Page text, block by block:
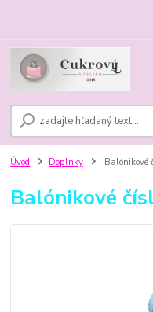
Úvod Doplnky Balónikové
Balónikové